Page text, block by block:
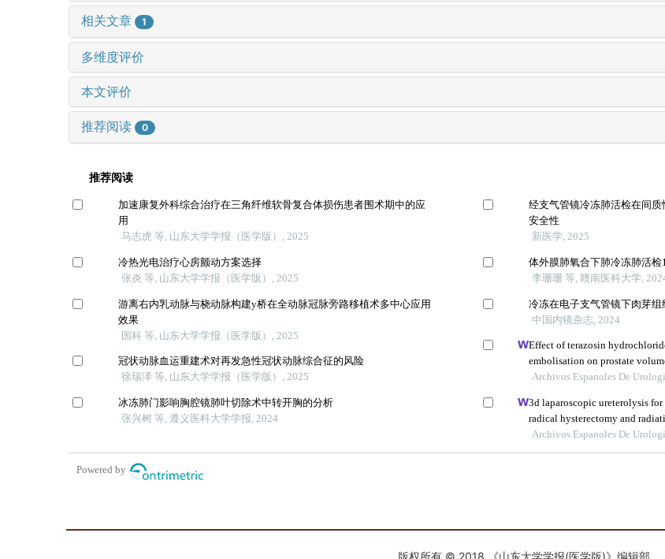
相关文章 1
多维度评价
本文评价
推荐阅读 0
版权所有 © 2018 《山东大学学报(医学版)》编辑部